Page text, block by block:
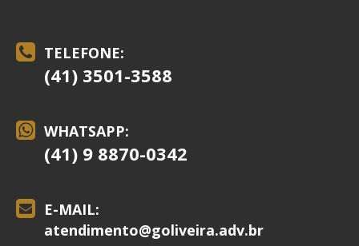
TELEFONE:
(41) 3501-3588
WHATSAPP:
(41) 9 8870-0342
E-MAIL:
atendimento@goliveira.adv.br